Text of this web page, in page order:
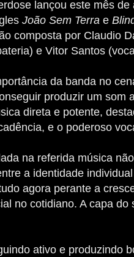
lançou este mês
João Sem Terra e
composta por Claudio
e Vitor Santos
da banda no
produzir um som
direta e potente,
e o poderoso
na referida música
a identidade
agora perante a
no cotidiano. A capa
ativo e produzindo